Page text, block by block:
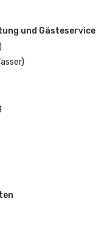
und Gästeservice